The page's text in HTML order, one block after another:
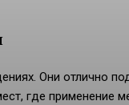
Они отлично
где применение